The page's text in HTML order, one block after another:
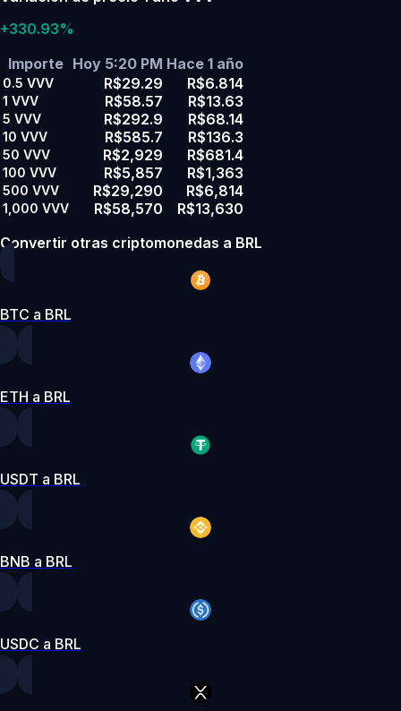
+330.93%
Importe Hoy 5:20 PM Hace 1 año
0.5 VVV R$29.29 R$6.814
1 VVV R$58.57 R$13.63
5 VVV R$292.9 R$68.14
10 VVV R$585.7 R$136.3
50 VVV R$2,929 R$681.4
100 VVV R$5,857 R$1,363
500 VVV R$29,290 R$6,814
1,000 VVV R$58,570
R$13,630
Convertir otras criptomonedas a BRL
BTC a BRL
ETH a BRL
USDT a BRL
BNB a BRL
USDC a BRL